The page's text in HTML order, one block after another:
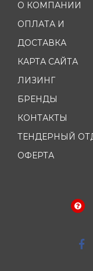
О КОМПАНИИ
ОПЛАТА И
ДОСТАВКА
КАРТА САЙТА
ЛИЗИНГ
БРЕНДЫ
КОНТАКТЫ
ТЕНДЕРНЫЙ
ОФЕРТА